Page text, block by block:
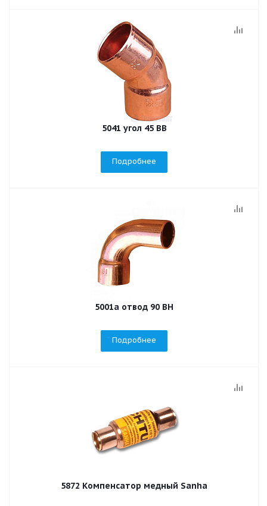
5041 угол 45 ВВ
Подробнее
5001a отвод 90 ВН
Подробнее
5872 Компенсатор медный Sanha